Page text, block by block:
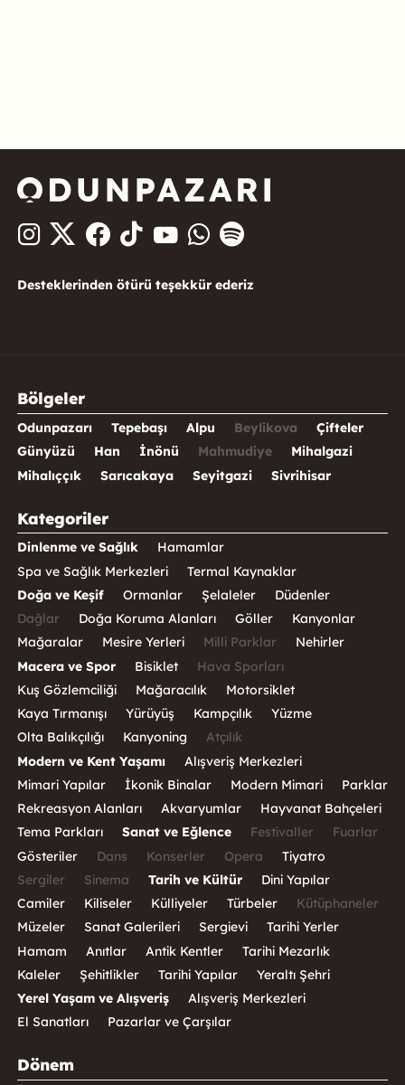
Desteklerinden ötürü teşekkür ederiz
Bölgeler
Odunpazarı Tepebaşı Alpu Beylikova
Çifteler
Günyüzü
Han İnönü Mahmudiye
Mihalgazi
Mihalıççık
Sarıcakaya Seyitgazi Sivrihisar
Kategoriler
Dinlenme ve Sağlık
Hamamlar
Spa ve Sağlık Merkezleri
Termal Kaynaklar
Doğa ve Keşif
Ormanlar Şelaleler
Düdenler
Dağlar
Doğa Koruma Alanları Göller
Kanyonlar
Mağaralar
Mesire Yerleri Milli Parklar
Nehirler
Macera ve Spor
Bisiklet
Hava Sporları
Kuş Gözlemciliği
Mağaracılık
Motorsiklet
Kaya Tırmanışı
Yürüyüş Kampçılık
Yüzme
Olta Balıkçılığı
Kanyoning
Atçılık
Modern ve Kent Yaşamı
Alışveriş Merkezleri
Mimari Yapılar
İkonik Binalar Modern Mimari
Parklar
Rekreasyon Alanları
Akvaryumlar
Hayvanat Bahçeleri
Tema Parkları
Sanat ve Eğlence Festivaller
Fuarlar
Gösteriler
Dans Konserler Opera
Tiyatro
Sergiler
Sinema Tarih ve Kültür
Dini Yapılar
Camiler
Kiliseler Külliyeler Türbeler
Kütüphaneler
Müzeler
Sanat Galerileri Sergievi
Tarihi Yerler
Hamam
Anıtlar Antik Kentler
Tarihi Mezarlık
Kaleler
Şehitlikler Tarihi Yapılar
Yeraltı Şehri
Yerel Yaşam ve Alışveriş
Alışveriş Merkezleri
El Sanatları
Pazarlar ve Çarşılar
Dönem